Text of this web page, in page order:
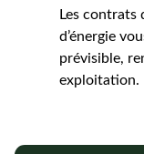
Les
d’énergie
prévisible,
exploitation.